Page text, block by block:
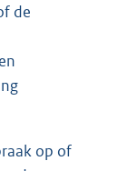
de
op of